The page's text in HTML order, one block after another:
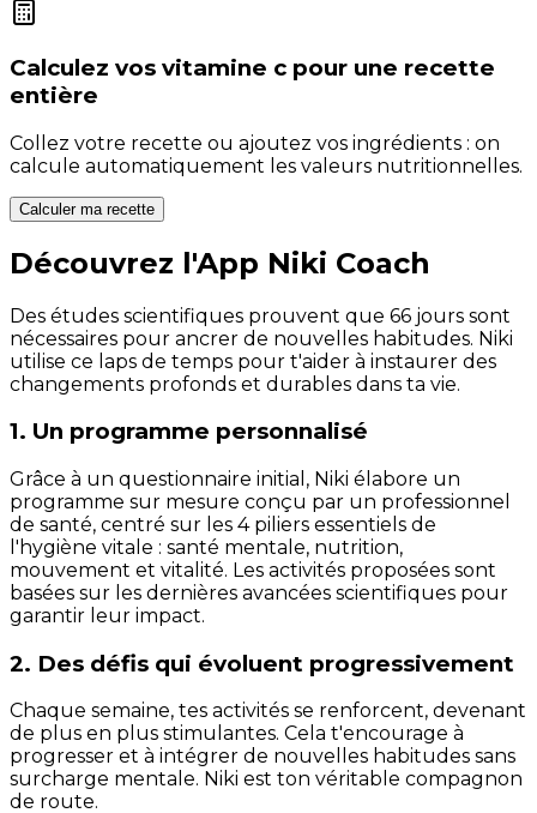
Calculez vos vitamine c pour une recette
entière
Collez votre recette ou ajoutez vos ingrédients : on
calcule automatiquement les valeurs nutritionnelles.
Calculer ma recette
Découvrez l'App Niki Coach
Des études scientifiques prouvent que 66 jours sont
nécessaires pour ancrer de nouvelles habitudes. Niki
utilise ce laps de temps pour t'aider à instaurer des
changements profonds et durables dans ta vie.
1. Un programme personnalisé
Grâce à un questionnaire initial, Niki élabore un
programme sur mesure conçu par un professionnel
de santé, centré sur les 4 piliers essentiels de
l'hygiène vitale : santé mentale, nutrition,
mouvement et vitalité. Les activités proposées sont
basées sur les dernières avancées scientifiques pour
garantir leur impact.
2. Des défis qui évoluent progressivement
Chaque semaine, tes activités se renforcent, devenant
de plus en plus stimulantes. Cela t'encourage à
progresser et à intégrer de nouvelles habitudes sans
surcharge mentale. Niki est ton véritable compagnon
de route.